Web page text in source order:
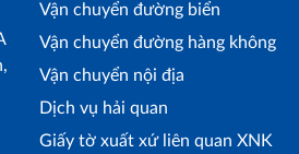
Vận chuyển đường biển
Vận chuyển đường hàng không
Vận chuyển nội địa
Dịch vụ hải quan
Giấy tờ xuất xứ liên quan XNK